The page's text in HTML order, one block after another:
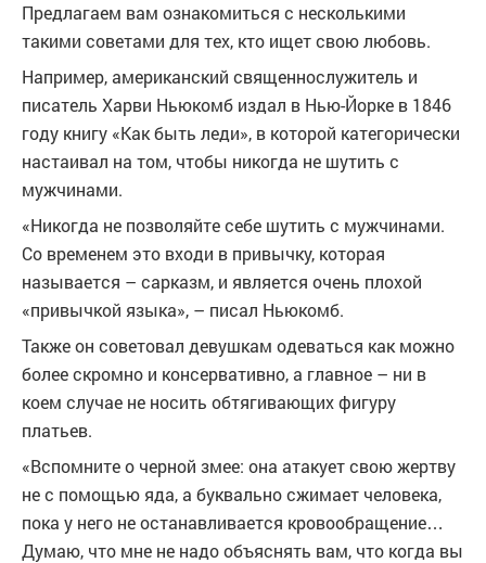
Предлагаем вам ознакомиться с несколькими
такими советами для тех, кто ищет свою любовь.
Например, американский священнослужитель и
писатель Харви Ньюкомб издал в Нью-Йорке в 1846
году книгу «Как быть леди», в которой категорически
настаивал на том, чтобы никогда не шутить с
мужчинами.
«Никогда не позволяйте себе шутить с мужчинами.
Со временем это входи в привычку, которая
называется – сарказм, и является очень плохой
«привычкой языка», – писал Ньюкомб.
Также он советовал девушкам одеваться как можно
более скромно и консервативно, а главное – ни в
коем случае не носить обтягивающих фигуру
платьев.
«Вспомните о черной змее: она атакует свою жертву
не с помощью яда, а буквально сжимает человека,
пока у него не останавливается кровообращение…
Думаю, что мне не надо объяснять вам, что когда вы